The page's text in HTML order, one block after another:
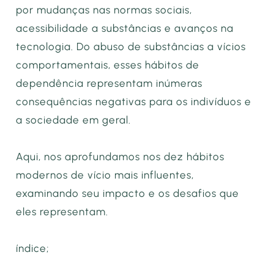
por mudanças nas normas sociais,
acessibilidade a substâncias e avanços na
tecnologia. Do abuso de substâncias a vícios
comportamentais, esses hábitos de
dependência representam inúmeras
consequências negativas para os indivíduos e
a sociedade em geral.
Aqui, nos aprofundamos nos dez hábitos
modernos de vício mais influentes,
examinando seu impacto e os desafios que
eles representam.
índice;